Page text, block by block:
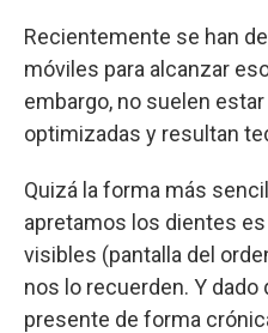
Recientemente se han
móviles para alcanzar
embargo, no suelen
optimizadas y resultan
Quizá la forma más
apretamos los dientes
visibles (pantalla del
nos lo recuerden. Y
presente de forma